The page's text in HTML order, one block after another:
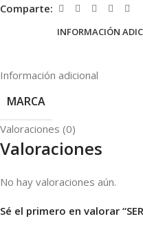
Comparte:
INFORMACIÓN
Información adicional
MARCA
Valoraciones (0)
Valoraciones
No hay valoraciones aún.
Sé el primero en valorar